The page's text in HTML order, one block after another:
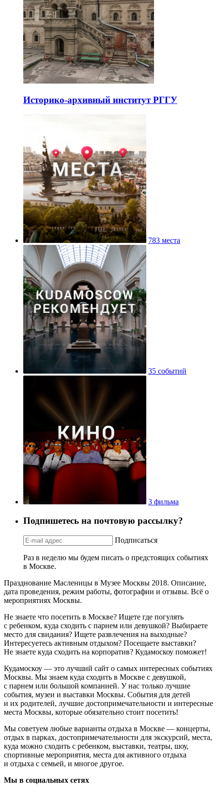
Историко-архивный институт РГГУ
783 места
35 событий
3 фильма
Подпишетесь на почтовую рассылку?
Подписаться
Раз в неделю мы будем писать о предстоящих событиях
в Москве.
Празднование Масленицы в Музее Москвы 2018. Описание,
дата проведения, режим работы, фотографии и отзывы. Всё о
мероприятиях Москвы.
Не знаете что посетить в Москве? Ищете где погулять
с ребенком, куда сходить с парнем или девушкой? Выбираете
место для свидания? Ищете развлечения на выходные?
Интересуетесь активным отдыхом? Посещаете выставки?
Не знаете куда сходить на корпоратив? Кудамоскоу поможет!
Кудамоскоу — это лучший сайт о самых интересных событиях
Москвы. Мы знаем куда сходить в Москве с девушкой,
с парнем или большой компанией. У нас только лучшие
события, музеи и выставки Москвы. События для детей
и их родителей, лучшие достопримечательности и интересные
места Москвы, которые обязательно стоит посетить!
Мы советуем любые варианты отдыха в Москве — концерты,
отдых в парках, достопримечательности для экскурсий, места,
куда можно сходить с ребенком, выставки, театры, шоу,
спортивные мероприятия, места для активного отдыха
и отдыха с семьей, и многое другое.
Мы в социальных сетях